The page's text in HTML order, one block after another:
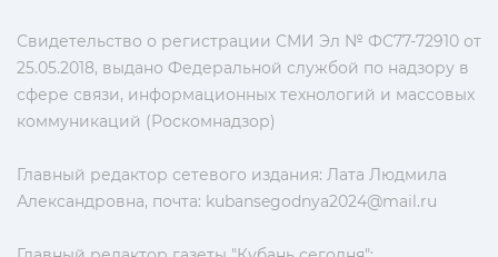
Свидетельство о регистрации СМИ Эл № ФС77-72910 от
25.05.2018, выдано Федеральной службой по надзору в
сфере связи, информационных технологий и массовых
коммуникаций (Роскомнадзор)
Главный редактор сетевого издания: Лата Людмила
Александровна, почта: kubansegodnya2024@mail.ru